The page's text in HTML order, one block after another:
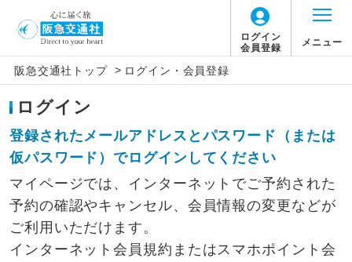
ログイン
会員登録
メニュー
阪急交通社トップ > ログイン・会員登録
ログイン
登録されたメールアドレスとパスワード（または
仮パスワード）でログインしてください
マイページでは、インターネットでご予約された
予約の確認やキャンセル、会員情報の変更などが
ご利用いただけます。
インターネット会員規約またはスマホポイント会